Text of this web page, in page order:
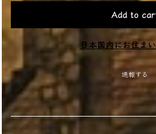
Add to
日本国内にお住ま
通報する